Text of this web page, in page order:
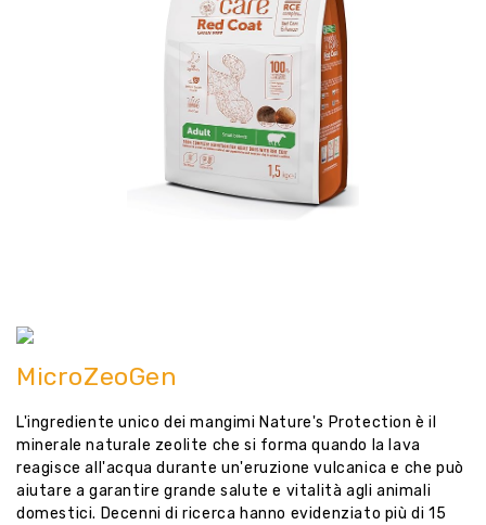
MicroZeoGen
L'ingrediente unico dei mangimi Nature's Protection è il
minerale naturale zeolite che si forma quando la lava
reagisce all'acqua durante un'eruzione vulcanica e che può
aiutare a garantire grande salute e vitalità agli animali
domestici. Decenni di ricerca hanno evidenziato più di 15